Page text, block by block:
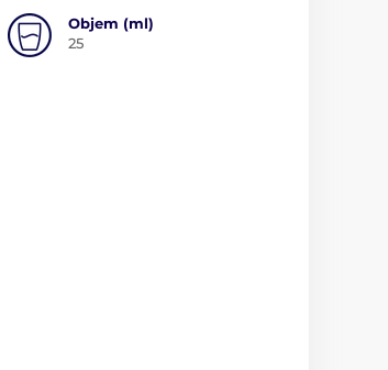
Objem (ml)
25